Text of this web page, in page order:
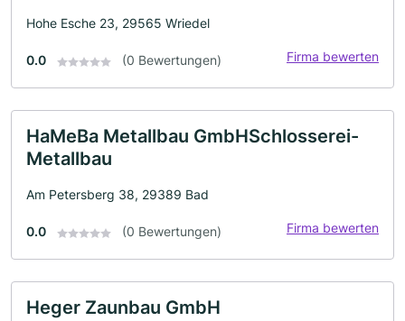
Hohe Esche 23, 29565 Wriedel
0.0 (0 Bewertungen) Firma bewerten
HaMeBa Metallbau GmbHSchlosserei-
Metallbau
Am Petersberg 38, 29389 Bad
0.0 (0 Bewertungen) Firma bewerten
Heger Zaunbau GmbH